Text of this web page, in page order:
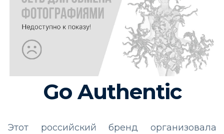
Go Authentic
Этот российский бренд организовала